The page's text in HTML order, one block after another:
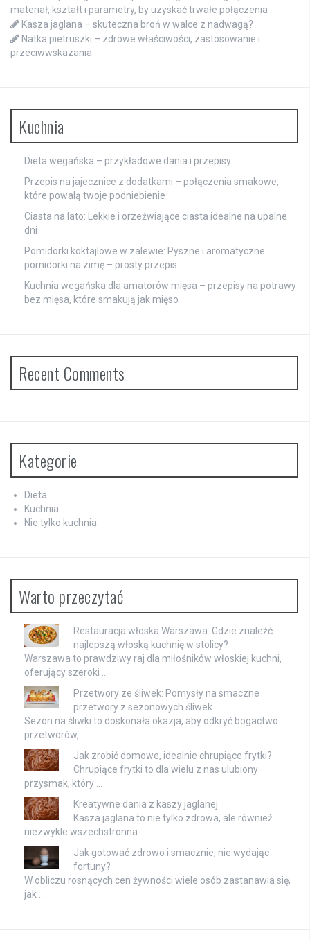
materiał, kształt i parametry, by uzyskać trwałe połączenia
Kasza jaglana – skuteczna broń w walce z nadwagą?
Natka pietruszki – zdrowe właściwości, zastosowanie i
przeciwwskazania
Kuchnia
Dieta wegańska – przykładowe dania i przepisy
Przepis na jajecznice z dodatkami – połączenia smakowe,
które powalą twoje podniebienie
Ciasta na lato: Lekkie i orzeźwiające ciasta idealne na upalne
dni
Pomidorki koktajlowe w zalewie: Pyszne i aromatyczne
pomidorki na zimę – prosty przepis
Kuchnia wegańska dla amatorów mięsa – przepisy na potrawy
bez mięsa, które smakują jak mięso
Recent Comments
Kategorie
Dieta
Kuchnia
Nie tylko kuchnia
Warto przeczytać
Restauracja włoska Warszawa: Gdzie znaleźć
najlepszą włoską kuchnię w stolicy?
Warszawa to prawdziwy raj dla miłośników włoskiej kuchni,
oferujący szeroki …
Przetwory ze śliwek: Pomysły na smaczne
przetwory z sezonowych śliwek
Sezon na śliwki to doskonała okazja, aby odkryć bogactwo
przetworów, …
Jak zrobić domowe, idealnie chrupiące frytki?
Chrupiące frytki to dla wielu z nas ulubiony
przysmak, który …
Kreatywne dania z kaszy jaglanej
Kasza jaglana to nie tylko zdrowa, ale również
niezwykle wszechstronna …
Jak gotować zdrowo i smacznie, nie wydając
fortuny?
W obliczu rosnących cen żywności wiele osób zastanawia się,
jak …